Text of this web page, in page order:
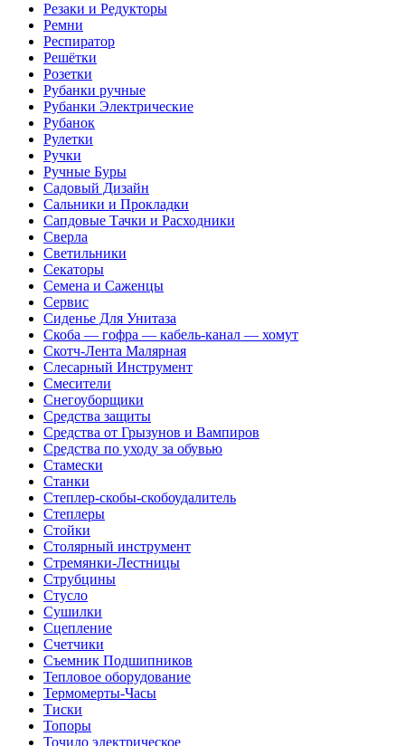
Резаки и Редукторы
Ремни
Респиратор
Решётки
Розетки
Рубанки ручные
Рубанки Электрические
Рубанок
Рулетки
Ручки
Ручные Буры
Садовый Дизайн
Сальники и Прокладки
Сапдовые Тачки и Расходники
Сверла
Светильники
Секаторы
Семена и Саженцы
Сервис
Сиденье Для Унитаза
Скоба — гофра — кабель-канал — хомут
Скотч-Лента Малярная
Слесарный Инструмент
Смесители
Снегоуборщики
Средства защиты
Средства от Грызунов и Вампиров
Средства по уходу за обувью
Стамески
Станки
Степлер-скобы-скобоудалитель
Степлеры
Стойки
Столярный инструмент
Стремянки-Лестницы
Струбцины
Стусло
Сушилки
Сцепление
Счетчики
Съемник Подшипников
Тепловое оборудование
Термомерты-Часы
Тиски
Топоры
Точило электрическое